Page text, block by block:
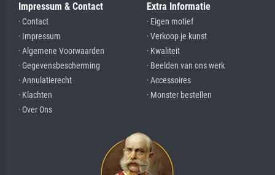
Impressum & Contact
· Contact
· Impressum
· Algemene Voorwaarden
· Gegevensbescherming
· Annulatierecht
· Klachten
· Over Ons
Extra Informatie
· Eigen motief
· Verkoop je kunst
· Kwaliteit
· Beelden van ons werk
· Accessoires
· Monster bestellen